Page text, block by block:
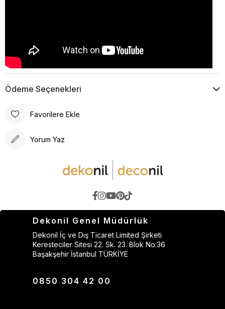
Ödeme Seçenekleri
Favorilere Ekle
Yorum Yaz
Dekonil Genel Müdürlük
Dekonil İç ve Dış Ticaret Limited Şirketi
Keresteciler Sitesi 22. Sk. 23. Blok No:36
Başakşehir İstanbul TÜRKİYE
0850 304 42 00